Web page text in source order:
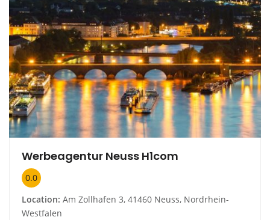
Werbeagentur Neuss H1com
0.0
Location: Am Zollhafen 3, 41460 Neuss, Nordrhein-
Westfalen